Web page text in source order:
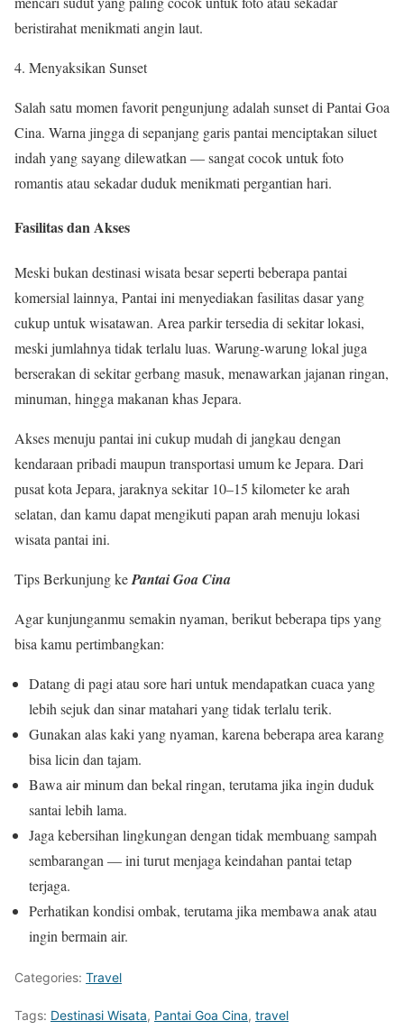
beristirahat menikmati angin laut.
Menyaksikan Sunset
Salah satu momen favorit pengunjung adalah sunset di Pantai Goa
Cina. Warna jingga di sepanjang garis pantai menciptakan siluet
indah yang sayang dilewatkan — sangat cocok untuk foto
romantis atau sekadar duduk menikmati pergantian hari.
Fasilitas dan Akses
Meski bukan destinasi wisata besar seperti beberapa pantai
komersial lainnya, Pantai ini menyediakan fasilitas dasar yang
cukup untuk wisatawan. Area parkir tersedia di sekitar lokasi,
meski jumlahnya tidak terlalu luas. Warung-warung lokal juga
berserakan di sekitar gerbang masuk, menawarkan jajanan ringan,
minuman, hingga makanan khas Jepara.
Akses menuju pantai ini cukup mudah di jangkau dengan
kendaraan pribadi maupun transportasi umum ke Jepara. Dari
pusat kota Jepara, jaraknya sekitar 10–15 kilometer ke arah
selatan, dan kamu dapat mengikuti papan arah menuju lokasi
wisata pantai ini.
Tips Berkunjung kePantai Goa Cina
Agar kunjunganmu semakin nyaman, berikut beberapa tips yang
bisa kamu pertimbangkan:
Datang di pagi atau sore hari untuk mendapatkan cuaca yang
lebih sejuk dan sinar matahari yang tidak terlalu terik.
Gunakan alas kaki yang nyaman, karena beberapa area karang
bisa licin dan tajam.
Bawa air minum dan bekal ringan, terutama jika ingin duduk
santai lebih lama.
Jaga kebersihan lingkungan dengan tidak membuang sampah
sembarangan — ini turut menjaga keindahan pantai tetap
terjaga.
Perhatikan kondisi ombak, terutama jika membawa anak atau
ingin bermain air.
Categories: Travel
Tags: Destinasi Wisata, Pantai Goa Cina, travel